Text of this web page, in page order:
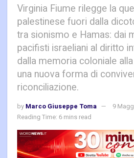
Virginia Fiume rilegge la
palestinese fuori dalla
tra sionismo e Hamas: dai
pacifisti israeliani al diritto
dalla memoria coloniale
una nuova forma di
riconciliazione.
by Marco Giuseppe Toma
9
Reading Time: 6 mins read